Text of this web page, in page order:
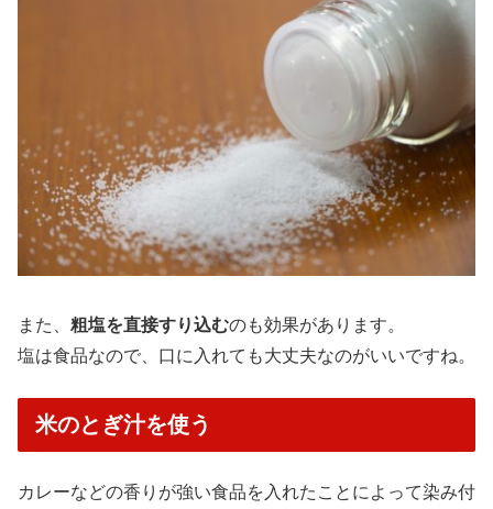
また、 粗塩を直接すり込むのも効果があります。
塩は食品なので、口に入れても大丈夫なのがいいですね。
米のとぎ汁を使う
カレーなどの香りが強い食品を入れたことによって染み付